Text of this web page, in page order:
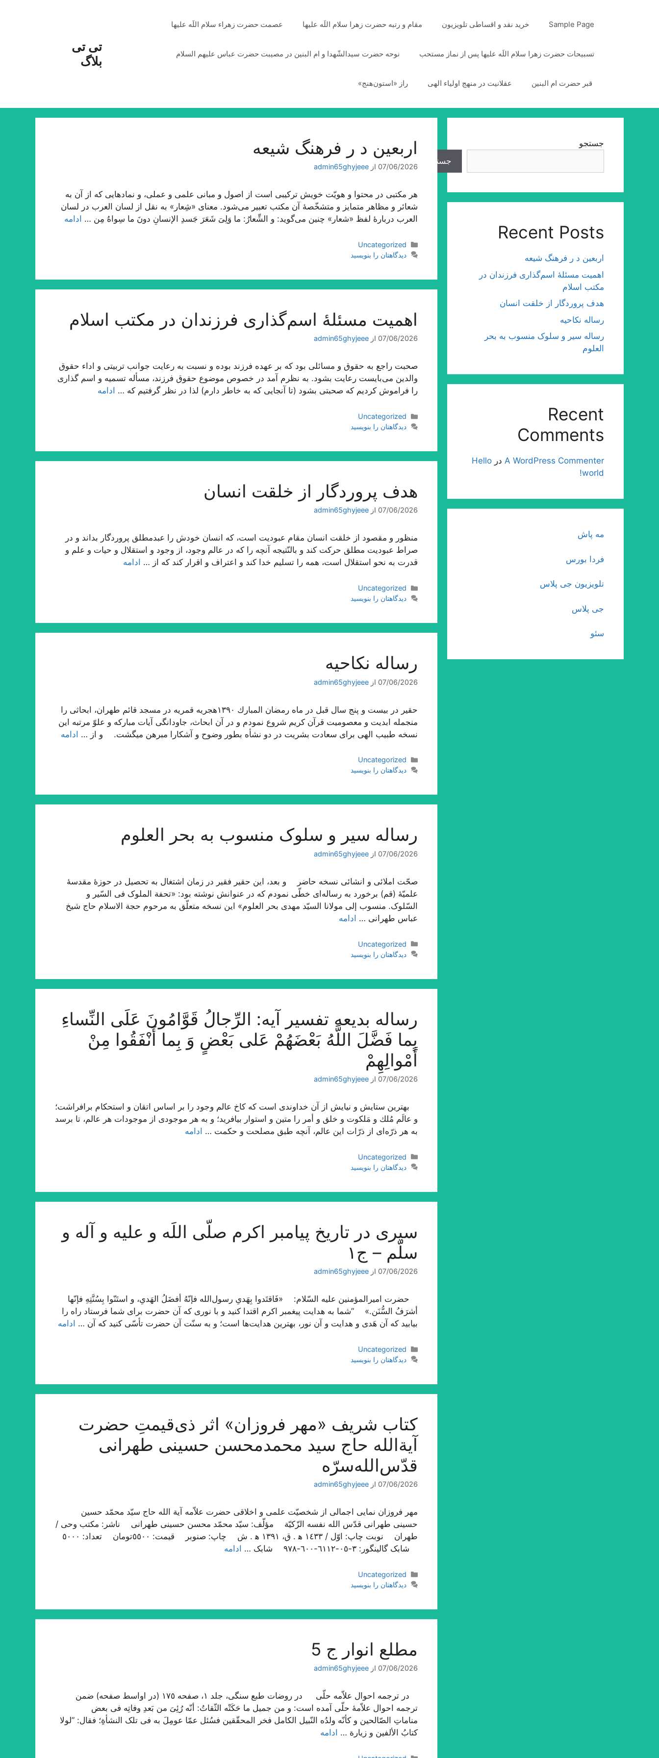
تی تی
بلاگ
Sample Page خرید نقد و اقساطی تلویزیون مقام و رتبه حضرت زهرا سلام اللَه علیها عصمت حضرت زهراء سلام اللَه علیها
تسبیحات حضرت زهرا سلام اللَه علیها پس از نماز مستحب نوحه حضرت سیدالشّهدا و ام البنین در مصیبت حضرت عباس علیهم السلام
قبر حضرت ام البنین عقلانیت در منهج اولیاء الهی راز «استون‌هنج»
اربعین د ر فرهنگ شیعه
07/06/2026 از admin65ghyjeee
هر مکتبی در محتوا و هویّت خویش ترکیبی است از اصول و مبانی علمی و عملی، و نمادهایی که از آن به
شعائر و مظاهر متمایز و متشخّصۀ آن مکتب تعبیر می‌شود. معنای «شِعار» به نقل از لسان العرب در لسان
العرب دربارۀ لفظ «شعار» چنین می‌گوید: و الشِّعارُ: ما وَلِیَ شَعَرَ جَسدِ الإنسانِ دونَ ما سِواهُ مِن … ادامه
دسته‌ها
Uncategorized
دیدگاهتان را بنویسید
اهمیت مسئلۀ اسم‌گذارى فرزندان در مكتب اسلام
07/06/2026 از admin65ghyjeee
صحبت راجع به حقوق و مسائلی بود كه بر عهده فرزند بوده و نسبت به رعایت جوانب تربیتی و اداء حقوق
والدین می‌بایست رعایت بشود. به نظرم آمد در خصوص موضوع حقوق فرزند، مسأله تسمیه و اسم گذاری
را فراموش كردیم كه صحبتی بشود (تا آنجایی كه به خاطر دارم) لذا در نظر گرفتیم كه … ادامه
دسته‌ها
Uncategorized
دیدگاهتان را بنویسید
هدف پروردگار از خلقت انسان
07/06/2026 از admin65ghyjeee
منظور و مقصود از خلقت انسان مقام عبودیت است، كه انسان خودش را عبدمطلق پروردگار بداند و در
صراط عبودیت مطلق حركت كند و بالنّتیجه آنچه را كه در عالم وجود، از وجود و استقلال و حیات و علم و
قدرت به نحو استقلال است، همه را تسلیم خدا كند و اعتراف و اقرار كند كه از … ادامه
دسته‌ها
Uncategorized
دیدگاهتان را بنویسید
رساله نکاحیه
07/06/2026 از admin65ghyjeee
حقیر در بیست و پنج سال قبل در ماه رمضان المبارك ١٣٩٠هجریه قمریه در مسجد قائم طهران، ابحاثى را
منجمله ابدیت و معصومیت قرآن كریم شروع نمودم و در آن ابحاث، جاودانگى آیات مباركه و علوّ مرتبه این
نسخه طبیب الهى براى سعادت بشریت در دو نشأه بطور وضوح و آشكارا مبرهن میگشت. و از … ادامه
دسته‌ها
Uncategorized
دیدگاهتان را بنویسید
رساله سیر و سلوک منسوب به بحر العلوم
07/06/2026 از admin65ghyjeee
صحّت املائی و انشائی نسخه حاضر و بعد، این حقیر فقیر در زمان اشتغال به تحصیل در حوزۀ مقدسۀ
علمیّۀ (قم) برخورد به رساله‌اى خطّى نمودم که در عنوانش نوشته بود: «تحفة الملوک فی السّیر و
السّلوک. منسوب إلى مولانا السیّد مهدى بحر العلوم» این نسخه متعلّق به مرحوم حجة الاسلام حاج شیخ
عباس طهرانى … ادامه
دسته‌ها
Uncategorized
دیدگاهتان را بنویسید
رساله بدیعه تفسیر آیه: الرِّجالُ قَوَّامُونَ عَلَى النِّساءِ
بِما فَضَّلَ اللَّهُ بَعْضَهُمْ عَلى‌ بَعْضٍ وَ بِما أَنْفَقُوا مِنْ
أَمْوالِهِمْ‌
07/06/2026 از admin65ghyjeee
بهترین ستایش و نیایش از آن خداوندى است كه كاخ عالم وجود را بر اساس اتقان و استحكام برافراشت؛
و عالَم مُلك و مَلكوت و خلق و أمر را متین و استوار بیافرید؛ و به هر موجودى از موجودات هر عالم، تا برسد
به هر ذرّه‌اى از ذرّات این عالم، آنچه طبق مصلحت و حكمت … ادامه
دسته‌ها
Uncategorized
دیدگاهتان را بنویسید
سیری در تاریخ پیامبر اکرم صلّی اللَه و علیه و آله و
سلّم – ج۱
07/06/2026 از admin65ghyjeee
حضرت امیرالمؤمنین علیه السّلام: «فَاقتَدوا بِهَدیِ رسول‌الله فإنّهُ أفضَلُ الهَدیِ، و استَنّوا بِسُنَّتِهِ فإنّها
أشرَفُ السُّنَن.» ”شما به هدایت پیغمبر اکرم اقتدا کنید و با نوری که آن حضرت برای شما فرستاد راه را
بیابید که آن هَدی و هدایت و آن نور، بهترین هدایت‌ها است؛ و به سنّت آن حضرت تأسّی کنید که آن … ادامه
دسته‌ها
Uncategorized
دیدگاهتان را بنویسید
کتاب شریف «مهر فروزان» اثر ذی‌قیمتِ حضرت
آیة‌الله حاج سید محمدمحسن حسینی طهرانی
قدّس‌الله‌سرّه
07/06/2026 از admin65ghyjeee
مهر فروزان نمایی اجمالی از شخصیّت علمی و اخلاقی حضرت علاّمه آیة الله حاج سیّد محمّد حسین
حسینی طهرانی قدّس الله نفسه الزّکیّة مؤلّف: سیّد محمّد محسن حسینی طهرانی ناشر: مکتب وحی /
طهران نوبت چاپ: اوّل / ١٤٣٣ ه‍ . ق، ١٣٩١ ه‍ . ش چاپ: صنوبر قیمت: ٥٥٠٠تومان تعداد: ٥٠٠٠
شابک گالینگور: ٣-٠٥-٦١١٢-٦٠٠-٩٧٨ شابک …
ادامه
دسته‌ها
Uncategorized
دیدگاهتان را بنویسید
مطلع انوار ج 5
07/06/2026 از admin65ghyjeee
در ترجمه احوال علاّمه حلّی در روضات طبع سنگی، جلد ١، صفحه ١٧٥ (در اواسط صفحه) ضمن
ترجمه احوال علاّمۀ حلّی آمده است: و من جمیل ما حَکَتْه الثّقاتُ: أنّه رُئِیَ من بَعدِ وفاتِه فی بعض
مناماتِ الصّالحین و کأنّه ولدُه النّبیل الکامل فخر المحقّقین فسُئل عمّا عومِلَ به فی تلک النشأةِ؛ فقال: ”لولا
کتابُ الألفین و زیارة … ادامه
جستجو
جستجو
Recent Posts
اربعین د ر فرهنگ شیعه
اهمیت مسئلۀ اسم‌گذارى فرزندان در
مكتب اسلام
هدف پروردگار از خلقت انسان
رساله نکاحیه
رساله سیر و سلوک منسوب به بحر
العلوم
Recent
Comments
A WordPress Commenter در Hello
world!
مه پاش
فردا بورس
تلویزیون جی پلاس
جی پلاس
سئو